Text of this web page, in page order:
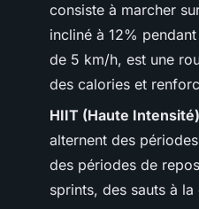
consiste à marcher
incliné à 12%
de 5 km/h, est une
des calories et
HIIT (Haute Intensité)
alternent des
des périodes de
sprints, des sauts à